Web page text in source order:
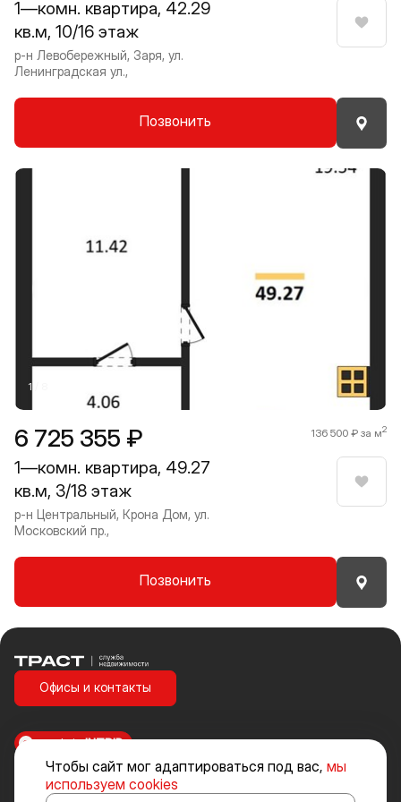
1—комн. квартира, 42.29
кв.м, 10/16 этаж
р-н Левобережный, Заря, ул.
Ленинградская ул.,
Позвонить
6 725 355 ₽ 136 500 ₽ за м2
1—комн. квартира, 49.27
кв.м, 3/18 этаж
р-н Центральный, Крона Дом, ул.
Московский пр.,
Позвонить
1 / 8
Чтобы сайт мог адаптироваться под вас, мы
используем cookies
Траст | Служба недвижимости
Офисы и контакты
Стоимость объектов недвижимости и иных товаров и услуг, не
включенных в «Прайс-лист» носит исключительно информационный
made inINTRID